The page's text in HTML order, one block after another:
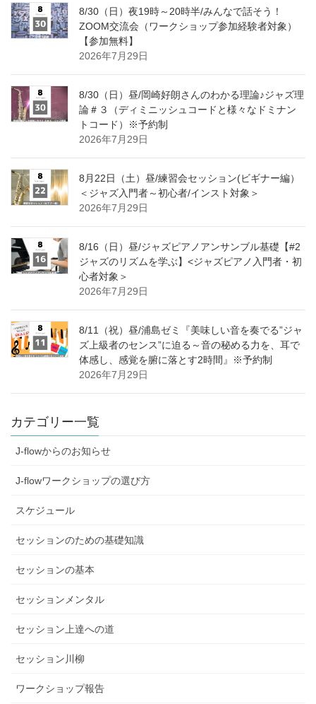
8/30（日）夜19時～20時半/みんなで話そう！
ZOOM交流会（ワークショップ参加経験者対象）
【参加無料】
2026年7月29日
8/30（日）昼/岡崎好朗さんのわかる理論♪ジャズ理
論＃３（ディミニッシュコードと様々なドミナン
トコード）※予約制
2026年7月29日
8月22日（土）昼/練習会セッション(ビギナー編）
＜ジャズ入門者～初心者/インスト対象＞
2026年7月29日
8/16（日）昼/ジャズピアノアンサンブル基礎【#2
ジャズのリズムを学ぶ】<ジャズピアノ入門者・初
心者対象＞
2026年7月29日
8/11（祝）昼/浦島ゼミ『美味しい音を奏でる”ジャ
ズ上級者のセンス”に迫る～音の秘める力を、耳で
体感し、感覚を腑に落とす2時間』※予約制
2026年7月29日
カテゴリー一覧
J-flowからのお知らせ
J-flowワークショップの選び方
スケジュール
セッションのための基礎知識
セッションの基本
セッションメンタル
セッション上達への道
セッション川柳
ワークショップ報告